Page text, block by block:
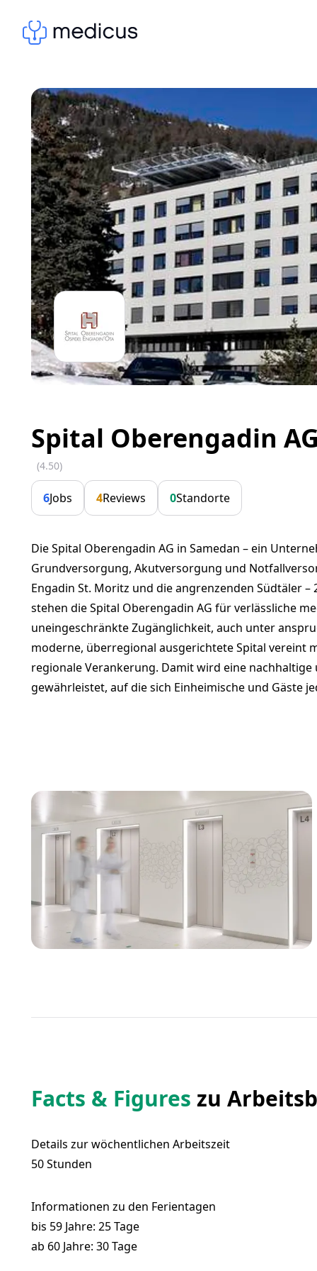
Spital Oberengadin
(4.50)
6Jobs 4Reviews 0Standorte
Die Spital Oberengadin AG in Samedan – ein
Grundversorgung, Akutversorgung und
Engadin St. Moritz und die angrenzenden Südtäler –
stehen die Spital Oberengadin AG für verlässliche
uneingeschränkte Zugänglichkeit, auch unter
moderne, überregional ausgerichtete Spital vereint
regionale Verankerung. Damit wird eine
gewährleistet, auf die sich Einheimische und Gäste
Facts & Figures zu
Details zur wöchentlichen Arbeitszeit
50 Stunden
Informationen zu den Ferientagen
bis 59 Jahre: 25 Tage
ab 60 Jahre: 30 Tage